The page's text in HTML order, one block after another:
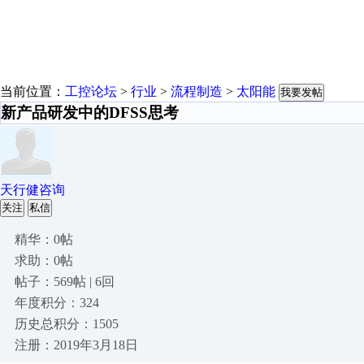
当前位置： 工控论坛 > 行业 > 流程制造 > 太阳能 我要发帖
新产品研发中的DFSS思考
天行健咨询
关注 私信
精华：0帖
求助：0帖
帖子：569帖 | 6回
年度积分：324
历史总积分：1505
注册：2019年3月18日